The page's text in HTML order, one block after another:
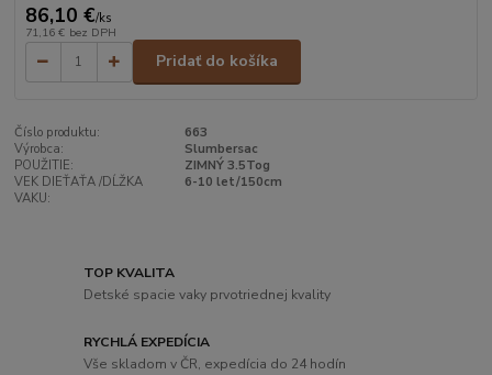
86,10 €/ks
71,16 € bez DPH
Pridať do košíka
Číslo produktu:
663
Výrobca:
Slumbersac
POUŽITIE:
ZIMNÝ 3.5Tog
VEK DIEŤAŤA /DĹŽKA
VAKU:
6-10 let/150cm
TOP KVALITA
Detské spacie vaky prvotriednej kvality
RYCHLÁ EXPEDÍCIA
Vše skladom v ČR, expedícia do 24 hodín